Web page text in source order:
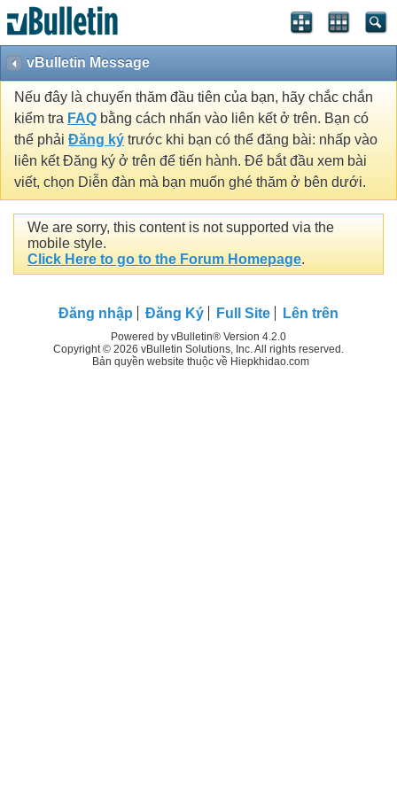
vBulletin Message
Nếu đây là chuyến thăm đầu tiên của bạn, hãy chắc chắn
kiểm tra FAQ bằng cách nhấn vào liên kết ở trên. Bạn có
thể phải Đăng ký trước khi bạn có thể đăng bài: nhấp vào
liên kết Đăng ký ở trên để tiến hành. Để bắt đầu xem bài
viết, chọn Diễn đàn mà bạn muốn ghé thăm ở bên dưới.
We are sorry, this content is not supported via the
mobile style.
Click Here to go to the Forum Homepage.
Đăng nhập Đăng Ký Full Site Lên trên
Powered by vBulletin® Version 4.2.0
Copyright © 2026 vBulletin Solutions, Inc. All rights reserved.
Bản quyền website thuộc về Hiepkhidao.com